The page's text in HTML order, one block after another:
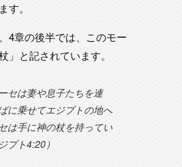
す。
4章の後半では、このモー
」と記されています。
セは妻や息子たちを連
に乗せてエジプトの地へ
は手に神の杖を持ってい
プト4:20）